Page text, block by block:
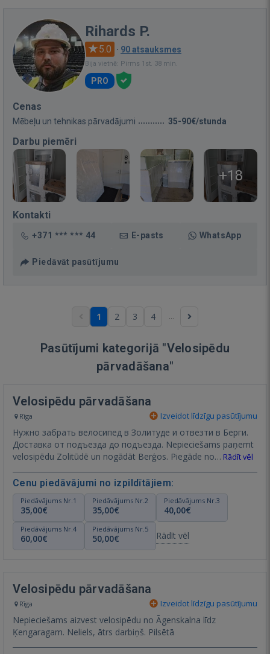
Rihards P.
5.0 · 90 atsauksmes
Bija vietnē: Pirms 1st. 38 min.
PRO
Cenas
Mēbeļu un tehnikas pārvadājumi 35-90€/stunda
Darbu piemēri
+18
Kontakti
+371 *** *** 44 E-pasts WhatsApp
Piedāvāt pasūtījumu
1 2 3 4 ...
Pasūtījumi kategorijā "Velosipēdu
pārvadāšana"
Velosipēdu pārvadāšana
Rīga Izveidot līdzīgu pasūtījumu
Нужно забрать велосипед в Золитуде и отвезти в Берги.
Доставка от подъезда до подъезда. Nepieciešams paņemt
velosipēdu Zolitūdē un nogādāt Berģos. Piegāde no… Rādīt vēl
Cenu piedāvājumi no izpildītājiem:
Piedāvājums Nr.1
35,00€
Piedāvājums Nr.2
35,00€
Piedāvājums Nr.3
40,00€
Piedāvājums Nr.4
60,00€
Piedāvājums Nr.5
50,00€ Rādīt vēl
Velosipēdu pārvadāšana
Rīga Izveidot līdzīgu pasūtījumu
Nepieciešams aizvest velosipēdu no Āgenskalna līdz
Ķengaragam. Neliels, ātrs darbiņš. Pilsētā